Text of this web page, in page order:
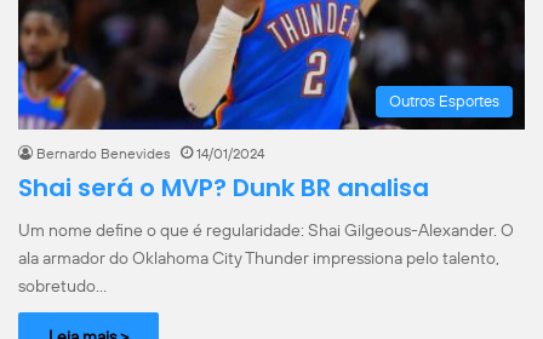
Outros Esportes
Bernardo Benevides 14/01/2024
Shai será o MVP? Dunk BR analisa
Um nome define o que é regularidade: Shai Gilgeous-Alexander. O
ala armador do Oklahoma City Thunder impressiona pelo talento,
sobretudo…